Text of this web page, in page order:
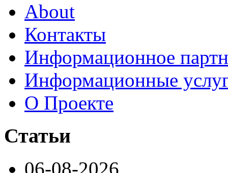
About
Контакты
Информационное
Информационные
О Проекте
Статьи